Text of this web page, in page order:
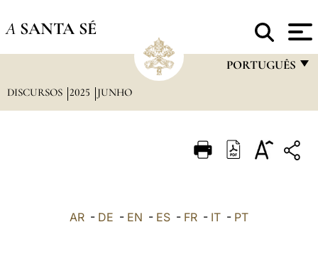
A SANTA SÉ
PORTUGUÊS
ITALIANO
DISCURSOS 2025 JUNHO
AR - DE - EN - ES - FR - IT - PT